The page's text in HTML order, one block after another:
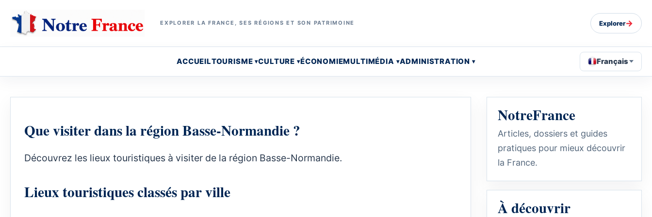
EXPLORER LA FRANCE, SES RÉGIONS ET SON PATRIMOINE Explorer→
ACCUEILTOURISME CULTURE ÉCONOMIEMULTIMÉDIA ADMINISTRATION Français
Que visiter dans la région Basse-Normandie ?
Découvrez les lieux touristiques à visiter de la région Basse-Normandie.
Lieux touristiques classés par ville
NotreFrance
Articles, dossiers et guides
pratiques pour mieux découvrir
la France.
À découvrir